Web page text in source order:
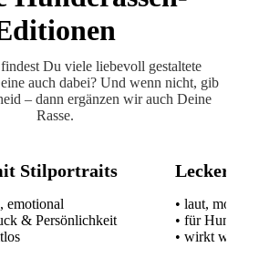
Du viele liebevoll gestaltete
auch dabei? Und wenn nicht, gib
– dann ergänzen wir auch Deine
Rasse.
Stilportraits
emotional
& Persönlichkeit
• laut,
• für
• wirkt wie